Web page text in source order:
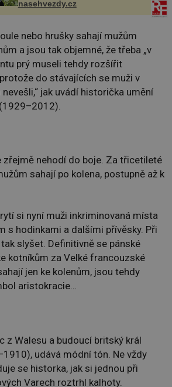
nasehvezdy.cz
nebo hrušky sahají mužům
a jsou tak objemné, že třeba „v
prý museli tehdy rozšířit
do stávajících se muži v
jak uvádí historička umění
(1929–2012).
zřejmě nehodí do boje. Za třicetileté
sahají po kolena, postupně až k
si nyní muži inkriminovaná místa
s hodinkami a dalšími přívěsky. Při
slyšet. Definitivně se pánské
kotníkům za Velké francouzské
jen ke kolenům, jsou tehdy
aristokracie…
z Walesu a budoucí britský král
udává módní tón. Ne vždy
se historka, jak si jednou při
Varech roztrhl kalhoty.